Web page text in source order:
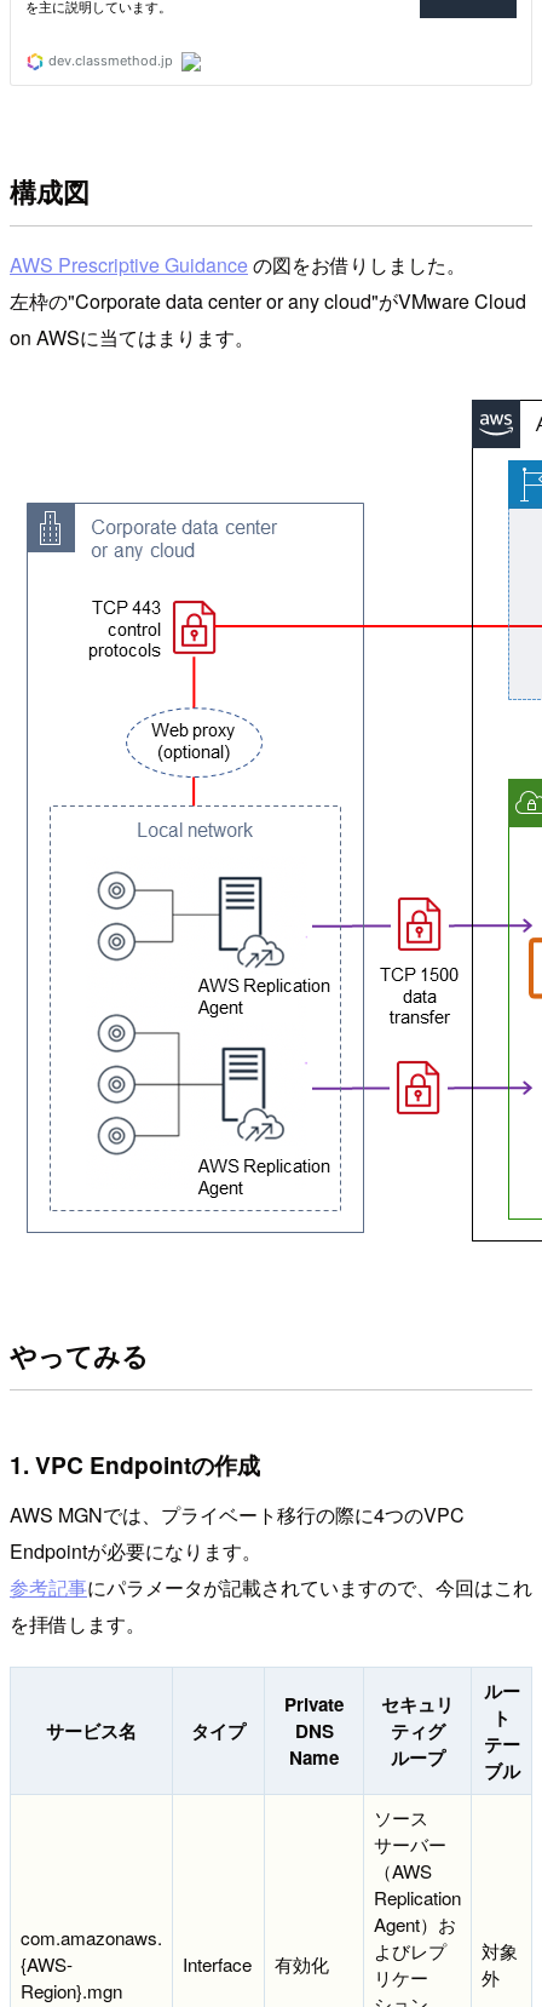
構成図
AWS Prescriptive Guidanceの図をお借りしました。
左枠の"Corporate data center or any cloud"がVMware Cloud
on AWSに当てはまります。
やってみる
1. VPC Endpointの作成
AWS MGNでは、プライベート移行の際に4つのVPC
Endpointが必要になります。
参考記事にパラメータが記載されていますので、今回はこれ
を拝借します。
サービス名 タイプ
Private
DNS
Name
セキュリ
ティグ
ループ
ルー
ト
テー
ブル
com.amazonaws.
{AWS-
Region}.mgn
Interface 有効化
ソース
サーバー
（AWS
Replication
Agent）お
よびレプ
リケー
対象
外